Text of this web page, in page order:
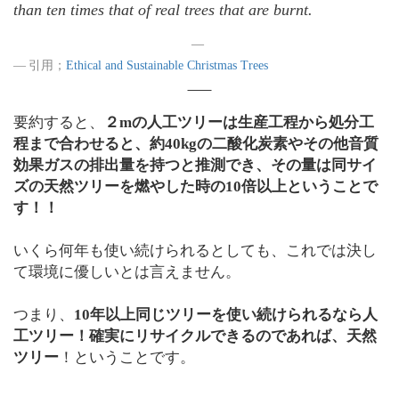
than ten times that of real trees that are burnt.
引用； Ethical and Sustainable Christmas Trees
要約すると、
２mの人工ツリーは生産工程から処分工
程まで合わせると、約40kgの二酸化炭素やその他音質
効果ガスの排出量を持つと推測でき、その量は同サイ
ズの天然ツリーを燃やした時の10倍以上ということで
す！！
いくら何年も使い続けられるとしても、これでは決し
て環境に優しいとは言えません。
つまり、 10年以上同じツリーを使い続けられるなら人
工ツリー！確実にリサイクルできるのであれば、天然
ツリー ！ということです。